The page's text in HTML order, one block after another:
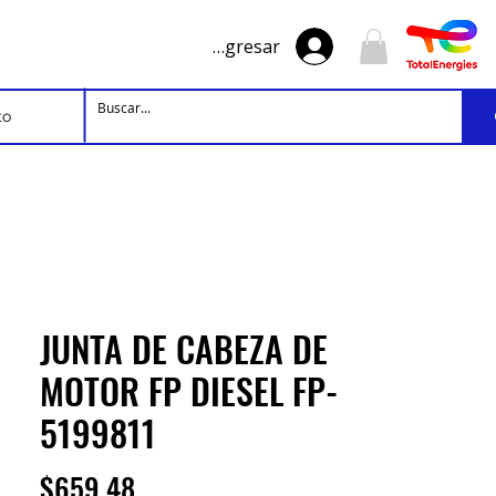
Ingresar
JUNTA DE CABEZA DE
MOTOR FP DIESEL FP-
5199811